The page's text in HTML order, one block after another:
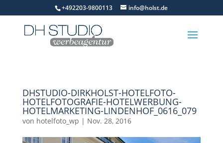
+492203-9800113 info@holst.de
DHSTUDIO-DIRKHOLST-HOTELFOTO-
HOTELFOTOGRAFIE-HOTELWERBUNG-
HOTELMARKETING-LINDENHOF_0616_079
von hotelfoto_wp | Nov. 28, 2016